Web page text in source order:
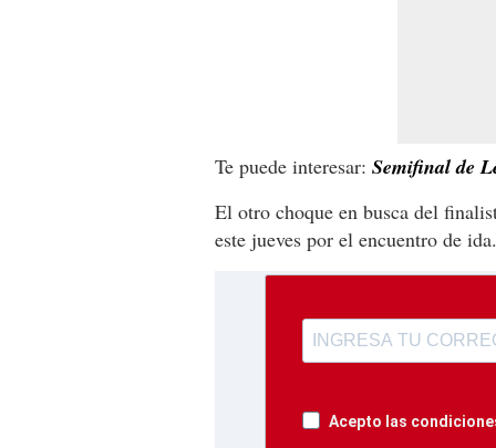
Te puede interesar: Semifinal de
El otro choque en busca del
este jueves por el encuentro de ida.
Acepto las